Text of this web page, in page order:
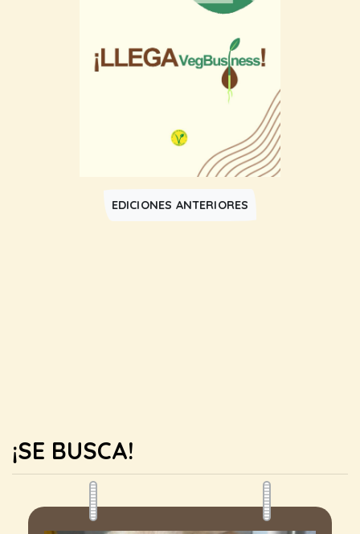
EDICIONES ANTERIORES
¡SE BUSCA!